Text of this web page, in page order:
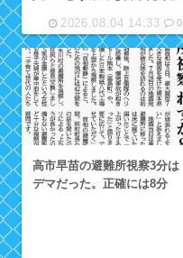
2026.08.04 14:33 0
高市早苗の避難所視察3分は
デマだった。正確には8分